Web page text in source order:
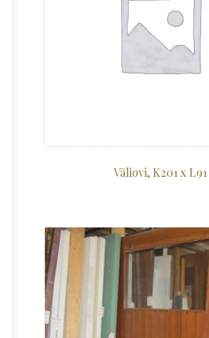
Väliovi, K201 x L91